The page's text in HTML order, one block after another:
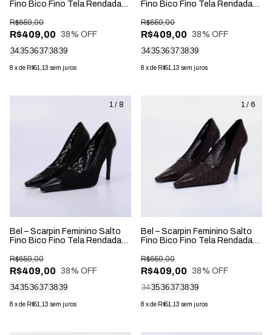
Fino Bico Fino Tela Rendada
R$409,00
R$659,00
38% OFF
343536373839
8 xde R$51,13 sem juros
Fino Bico Fino Tela Rendada
R$409,00
R$659,00
38% OFF
343536373839
8 xde R$51,13 sem juros
1 / 8
Bel – Scarpin Feminino Salto
Fino Bico Fino Tela Rendada
R$409,00
R$659,00
38% OFF
343536373839
8 xde R$51,13 sem juros
1 / 6
Bel – Scarpin Feminino Salto
Fino Bico Fino Tela Rendada
R$409,00
R$659,00
38% OFF
343536373839
8 xde R$51,13 sem juros